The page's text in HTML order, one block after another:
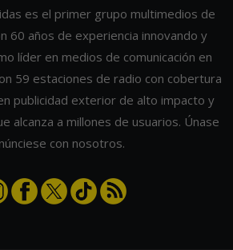
es el primer grupo multimedios de
60 años de experiencia innovando y
líder en medios de comunicación en
59 estaciones de radio con cobertura
publicidad exterior de alto impacto y
alcanza a millones de usuarios. Únase
con nosotros.